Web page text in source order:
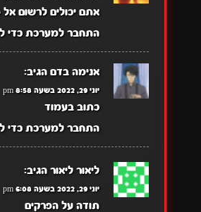
אתם יכולים לרשום
התחבר למערכת כדי
אנימה בדם הגיב:
יוני 29, 2022 בשעה 8:58 pm
כתוב בעמוד
התחבר למערכת כדי
ליאור ליאור הגיב:
יוני 29, 2022 בשעה 6:08 pm
תודה על הפרקים